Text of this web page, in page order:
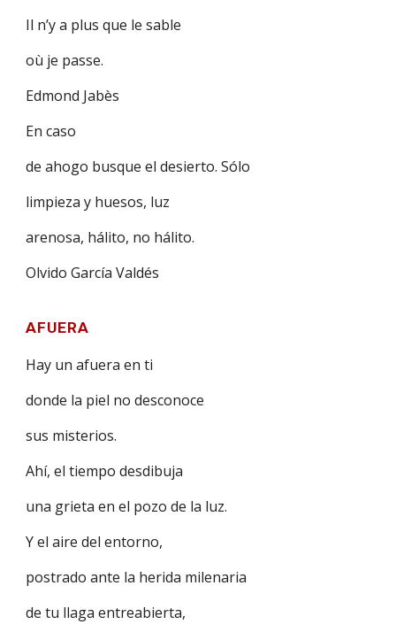
Il n’y a plus que le sable
où je passe.
Edmond Jabès
En caso
de ahogo busque el desierto. Sólo
limpieza y huesos, luz
arenosa, hálito, no hálito.
Olvido García Valdés
AFUERA
Hay un afuera en ti
donde la piel no desconoce
sus misterios.
Ahí, el tiempo desdibuja
una grieta en el pozo de la luz.
Y el aire del entorno,
postrado ante la herida milenaria
de tu llaga entreabierta,